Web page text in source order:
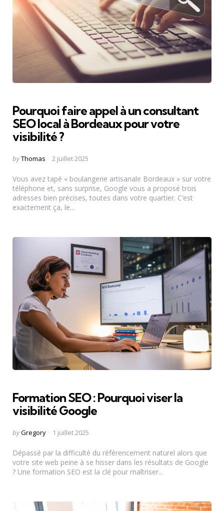
Pourquoi faire appel à un consultant
SEO local à Bordeaux pour votre
visibilité ?
Posted
byThomas 2 juillet 2025
Vous avez tapé « boulangerie artisanale Bordeaux » sur votre
téléphone et, sans surprise, Google vous a proposé trois
adresses bien précises, toutes dans votre quartier. C’est
exactement ça, le...
Formation SEO : Pourquoi viser la
visibilité Google
Posted
byGregory 1 juillet 2025
Dépassé par la difficulté du référencement naturel alors que
votre site web peine à se hisser dans les résultats de Google
? Une formation SEO est la clé pour maîtriser...